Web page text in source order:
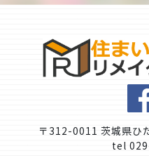
〒312-0011 茨城県ひ
tel